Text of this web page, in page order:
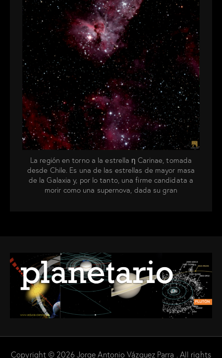
La región en torno a la estrella η Carinae, tomada
desde Chile. Es una de las estrellas de mayor masa
de la Galaxia y, por lo tanto, una firme candidata a
morir como una supernova, dada su gran
Copyright © 2026 Jorge Antonio Vázquez Parra . All rights